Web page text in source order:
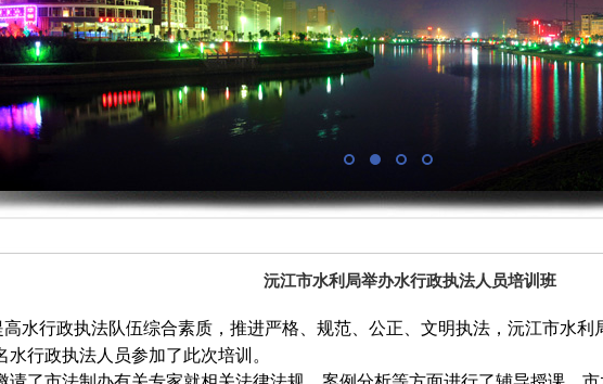
沅江市水利局举办水行政执法人员培训班
高水行政执法队伍综合素质，推进严格、规范、公正、文明执法，沅江市水利
水行政执法人员参加了此次培训。